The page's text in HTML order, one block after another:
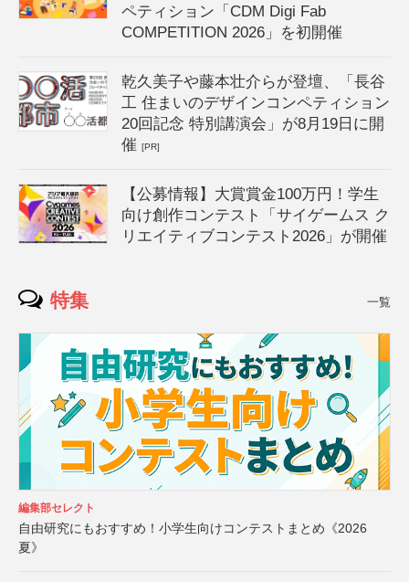
ペティション「CDM Digi Fab
COMPETITION 2026」を初開催
乾久美子や藤本壮介らが登壇、「長谷
工 住まいのデザインコンペティション
20回記念 特別講演会」が8月19日に開
催[PR]
【公募情報】大賞賞金100万円！学生
向け創作コンテスト「サイゲームス ク
リエイティブコンテスト2026」が開催
特集 一覧
編集部セレクト
自由研究にもおすすめ！小学生向けコンテストまとめ《2026
夏》